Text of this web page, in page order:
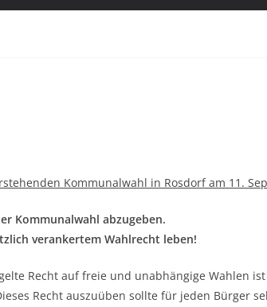
Kommunalwahl in Rosdorf am 11.
Kommunalwahl abzugeben.
verankertem Wahlrecht leben!
Recht auf freie und unabhängige Wahlen
Recht auszuüben sollte für jeden Bürger